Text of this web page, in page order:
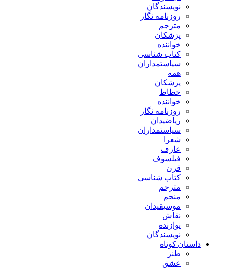
نویسندگان
روزنامه نگار
مترجم
پزشکان
خواننده
کتاب شناسی
سیاستمداران
همه
پزشکان
خطاط
خواننده
روزنامه نگار
ریاضیدان
سیاستمداران
شعرا
عارف
فیلسوف
قرن
کتاب شناسی
مترجم
منجم
موسیقیدان
نقاش
نوازنده
نویسندگان
داستان کوتاه
طنز
عشق